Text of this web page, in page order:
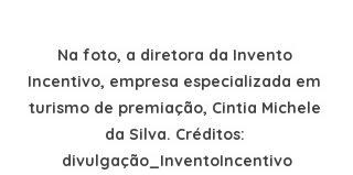
Na foto, a diretora da Invento
Incentivo, empresa especializada em
turismo de premiação, Cintia Michele
da Silva. Créditos:
divulgação_InventoIncentivo